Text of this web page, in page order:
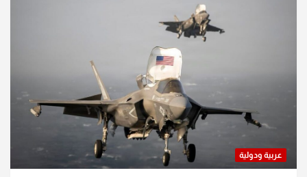
عربية ودولية